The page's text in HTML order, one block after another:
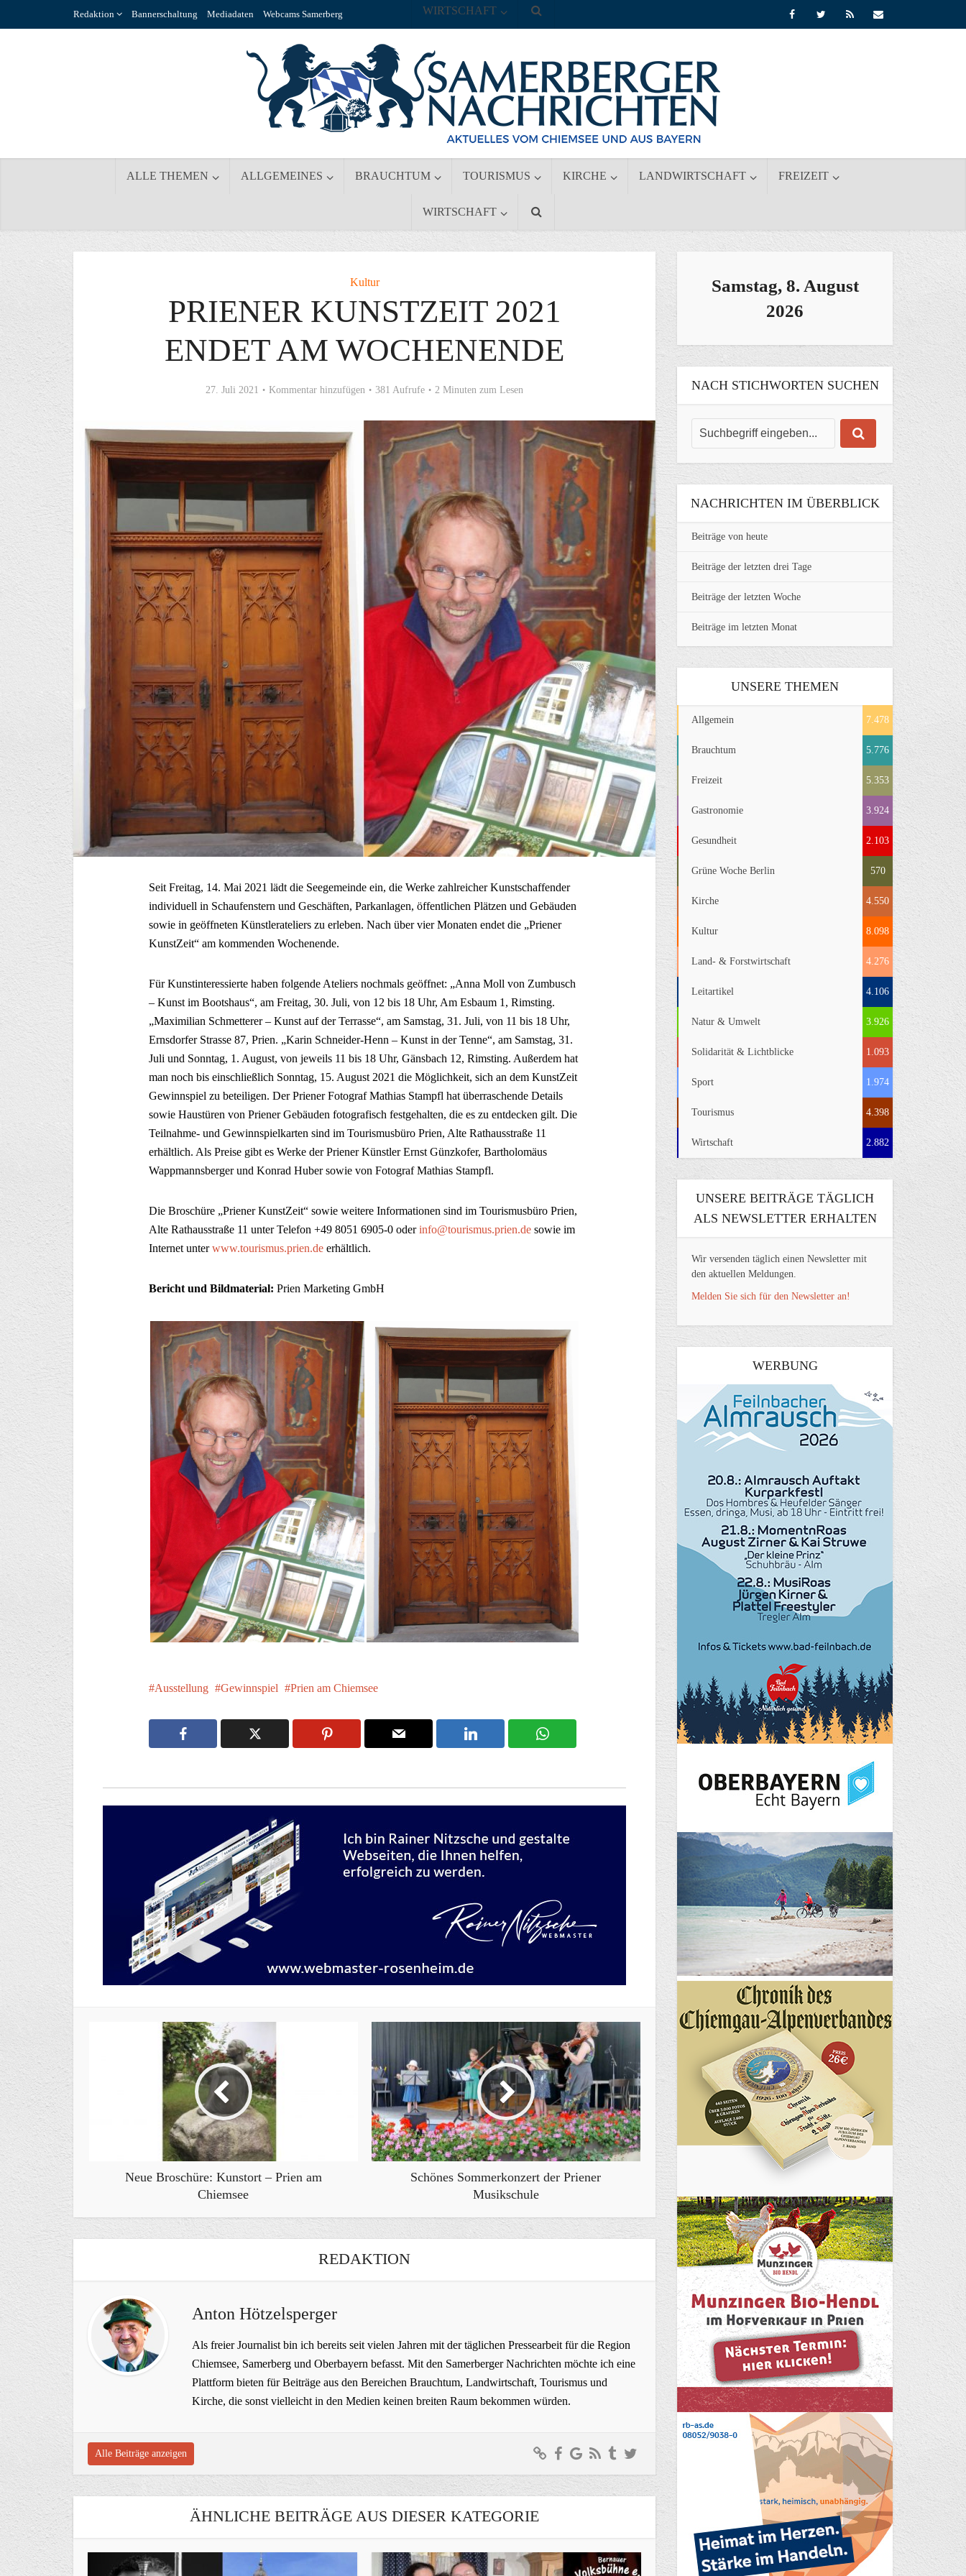
Redaktion Bannerschaltung Mediadaten Webcams Samerberg
ALLE THEMEN ALLGEMEINES BRAUCHTUM TOURISMUS KIRCHE LANDWIRTSCHAFT FREIZEIT
WIRTSCHAFT
WIRTSCHAFT
Kultur
PRIENER KUNSTZEIT 2021
ENDET AM WOCHENENDE
27. Juli 2021 Kommentar hinzufügen 381 Aufrufe 2 Minuten zum Lesen
Seit Freitag, 14. Mai 2021 lädt die Seegemeinde ein, die Werke zahlreicher Kunstschaffender
individuell in Schaufenstern und Geschäften, Parkanlagen, öffentlichen Plätzen und Gebäuden
sowie in geöffneten Künstlerateliers zu erleben. Nach über vier Monaten endet die „Priener
KunstZeit“ am kommenden Wochenende.
Für Kunstinteressierte haben folgende Ateliers nochmals geöffnet: „Anna Moll von Zumbusch
– Kunst im Bootshaus“, am Freitag, 30. Juli, von 12 bis 18 Uhr, Am Esbaum 1, Rimsting.
„Maximilian Schmetterer – Kunst auf der Terrasse“, am Samstag, 31. Juli, von 11 bis 18 Uhr,
Ernsdorfer Strasse 87, Prien. „Karin Schneider-Henn – Kunst in der Tenne“, am Samstag, 31.
Juli und Sonntag, 1. August, von jeweils 11 bis 18 Uhr, Gänsbach 12, Rimsting. Außerdem hat
man noch bis einschließlich Sonntag, 15. August 2021 die Möglichkeit, sich an dem KunstZeit
Gewinnspiel zu beteiligen. Der Priener Fotograf Mathias Stampfl hat überraschende Details
sowie Haustüren von Priener Gebäuden fotografisch festgehalten, die es zu entdecken gilt. Die
Teilnahme- und Gewinnspielkarten sind im Tourismusbüro Prien, Alte Rathausstraße 11
erhältlich. Als Preise gibt es Werke der Priener Künstler Ernst Günzkofer, Bartholomäus
Wappmannsberger und Konrad Huber sowie von Fotograf Mathias Stampfl.
Die Broschüre „Priener KunstZeit“ sowie weitere Informationen sind im Tourismusbüro Prien,
Alte Rathausstraße 11 unter Telefon +49 8051 6905-0 oderinfo@tourismus.prien.de sowie im
Internet unterwww.tourismus.prien.de erhältlich.
Bericht und Bildmaterial: Prien Marketing GmbH
Ausstellung Gewinnspiel Prien am Chiemsee
Neue Broschüre: Kunstort – Prien am
Chiemsee
Schönes Sommerkonzert der Priener
Musikschule
REDAKTION
Anton Hötzelsperger
Als freier Journalist bin ich bereits seit vielen Jahren mit der täglichen Pressearbeit für die Region
Chiemsee, Samerberg und Oberbayern befasst. Mit den Samerberger Nachrichten möchte ich eine
Plattform bieten für Beiträge aus den Bereichen Brauchtum, Landwirtschaft, Tourismus und
Kirche, die sonst vielleicht in den Medien keinen breiten Raum bekommen würden.
Alle Beiträge anzeigen
ÄHNLICHE BEITRÄGE AUS DIESER KATEGORIE
Samstag, 8. August
2026
NACH STICHWORTEN SUCHEN
NACHRICHTEN IM ÜBERBLICK
Beiträge von heute
Beiträge der letzten drei Tage
Beiträge der letzten Woche
Beiträge im letzten Monat
UNSERE THEMEN
Allgemein 7.478
Brauchtum 5.776
Freizeit 5.353
Gastronomie 3.924
Gesundheit 2.103
Grüne Woche Berlin 570
Kirche 4.550
Kultur 8.098
Land- & Forstwirtschaft 4.276
Leitartikel 4.106
Natur & Umwelt 3.926
Solidarität & Lichtblicke 1.093
Sport 1.974
Tourismus 4.398
Wirtschaft 2.882
UNSERE BEITRÄGE TÄGLICH
ALS NEWSLETTER ERHALTEN
Wir versenden täglich einen Newsletter mit
den aktuellen Meldungen.
Melden Sie sich für den Newsletter an!
WERBUNG